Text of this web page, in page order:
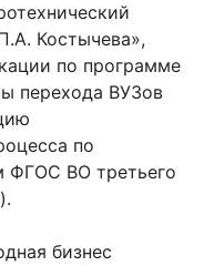
Костычева»,
по программе
перехода ВУЗов
по
ФГОС ВО третьего
бизнес